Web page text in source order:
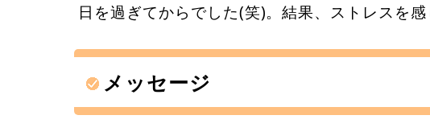
日を過ぎてからでした(笑)。結果、ストレスを
メッセージ